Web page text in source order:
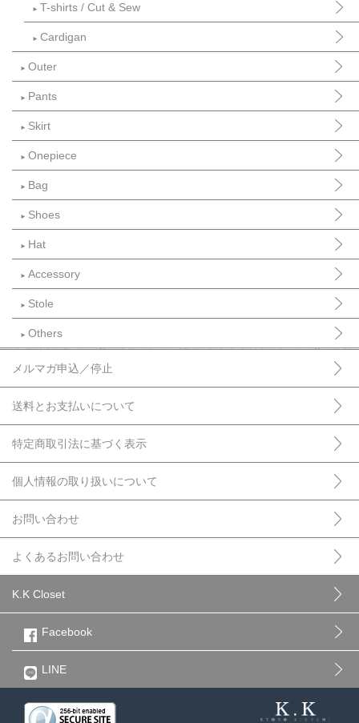
► T-shirts / Cut & Sew
► Cardigan
► Outer
► Pants
► Skirt
► Onepiece
► Bag
► Shoes
► Hat
► Accessory
► Stole
► Others
メルマガ申込／停止
送料とお支払いについて
特定商取引法に基づく表示
個人情報の取り扱いについて
お問い合わせ
よくあるお問い合わせ
K.K Closet
Facebook
LINE